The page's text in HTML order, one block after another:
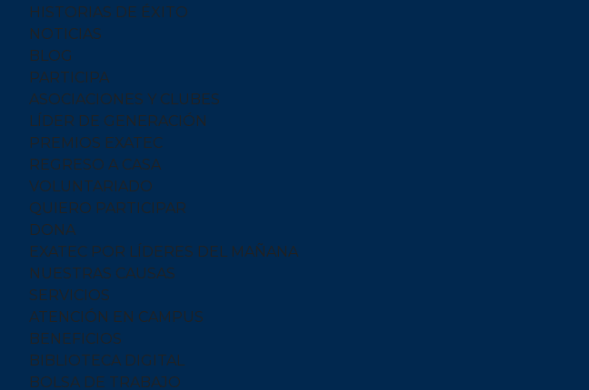
HISTORIAS DE ÉXITO
NOTICIAS
BLOG
PARTICIPA
ASOCIACIONES Y CLUBES
LÍDER DE GENERACIÓN
PREMIOS EXATEC
REGRESO A CASA
VOLUNTARIADO
QUIERO PARTICIPAR
DONA
EXATEC POR LÍDERES DEL MAÑANA
NUESTRAS CAUSAS
SERVICIOS
ATENCIÓN EN CAMPUS
BENEFICIOS
BIBLIOTECA DIGITAL
BOLSA DE TRABAJO